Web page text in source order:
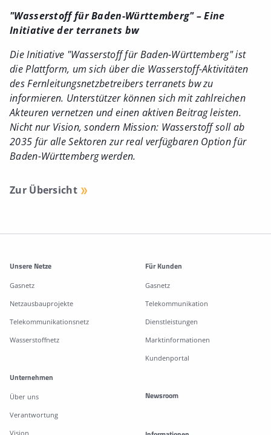
"Wasserstoff für Baden-Württemberg" – Eine
Initiative der terranets bw
Die Initiative "Wasserstoff für Baden-Württemberg" ist
die Plattform, um sich über die Wasserstoff-Aktivitäten
des Fernleitungsnetzbetreibers terranets bw zu
informieren. Unterstützer können sich mit zahlreichen
Akteuren vernetzen und einen aktiven Beitrag leisten.
Nicht nur Vision, sondern Mission: Wasserstoff soll ab
2035 für alle Sektoren zur real verfügbaren Option für
Baden-Württemberg werden.
Zur Übersicht
Weitere Informationen
Unsere Netze
Gasnetz
Netzausbauprojekte
Telekommunikationsnetz
Wasserstoffnetz
Für Kunden
Gasnetz
Telekommunikation
Dienstleistungen
Marktinformationen
Kundenportal
Unternehmen
Über uns
Verantwortung
Vision
Newsroom